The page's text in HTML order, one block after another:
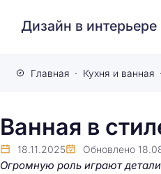
Дизайн в интерьере
Главная Кухня и ванная
Ванная в
18.11.2025 Обновлено
Огромную роль играют